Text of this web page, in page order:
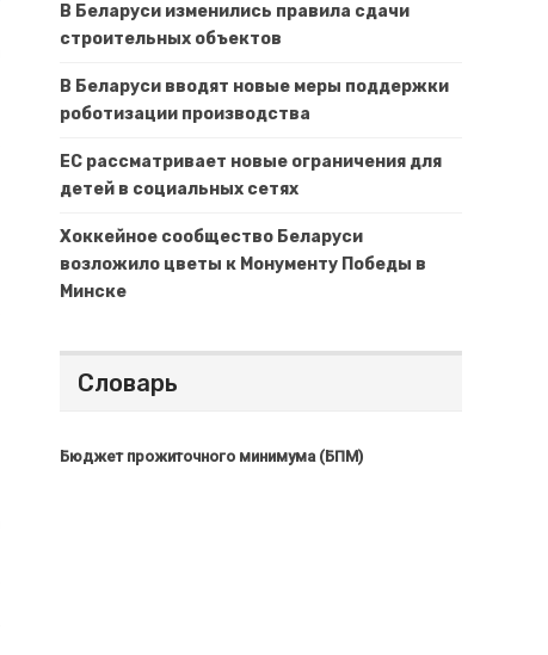
В Беларуси изменились правила сдачи
строительных объектов
В Беларуси вводят новые меры поддержки
роботизации производства
ЕС рассматривает новые ограничения для
детей в социальных сетях
Хоккейное сообщество Беларуси
возложило цветы к Монументу Победы в
Минске
Словарь
Бюджет прожиточного минимума (БПМ)